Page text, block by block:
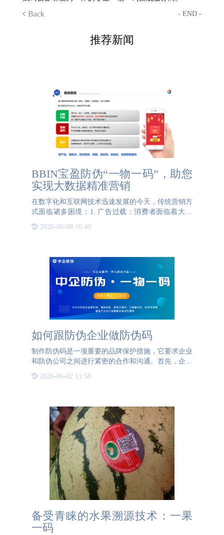
Back - END -
推荐新闻
BBIN宝盈防伪“一物一码”，助您
实现大数据精准营销
在数字化和互联网技术迅速发展的今天，传统营销方
式面临诸多困境：1. 广告过载：消费者面临着大量
中被广告轰炸，很容易忽略或逃避传统广告形式。2.
2026-06-08 16:40
如何跟防伪企业做防伪码
制作防伪码是一项重要的品牌保护措施，它要求企业
和防伪公司之间进行紧密的合作和沟通。首先，企业
在合作之初，防伪公司会要求企业提供相关的资质证
2026-06-02 11:58
备受青睐的水果溯源技术：一果
一码